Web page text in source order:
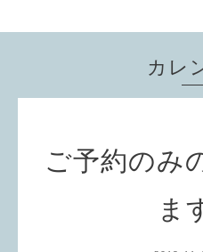
カレ
ご予約のみ
ま